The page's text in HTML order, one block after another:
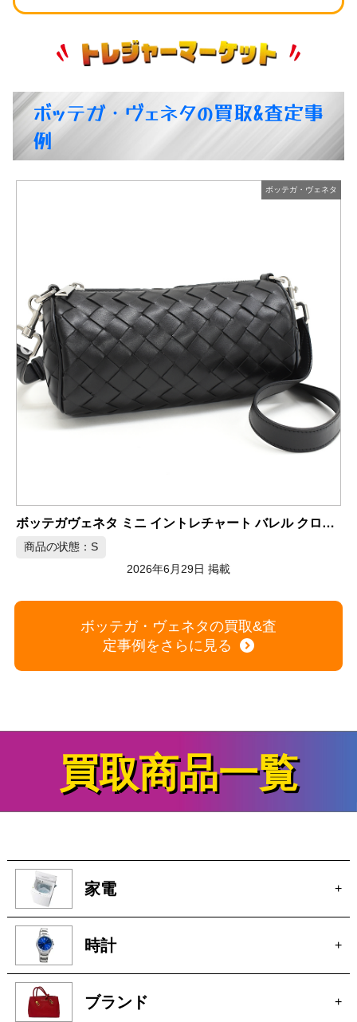
ボッテガ・ヴェネタの買取&査定事
例
ボッテガ・ヴェネタ
ボッテガヴェネタ イントレチャート 2WAY ビジネスバッグ
商品の状態：A
2026年6月29日 掲載
ボッテガ・ヴェネタの買取&査
定事例をさらに見る
買取商品一覧
家電 +
時計 +
ブランド +